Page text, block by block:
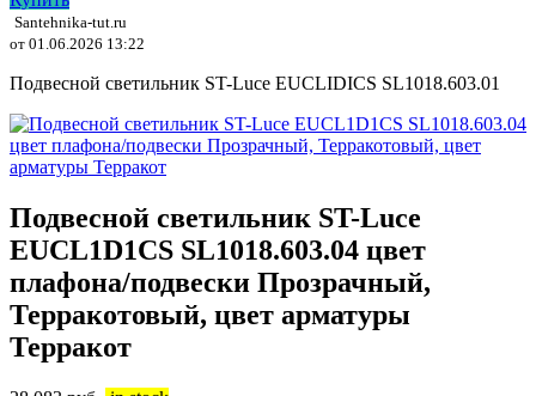
Santehnika-tut.ru
от 01.06.2026 13:22
Подвесной светильник ST-Luce EUCLIDICS SL1018.603.01
Подвесной светильник ST-Luce
EUCL1D1CS SL1018.603.04 цвет
плафона/подвески Прозрачный,
Терракотовый, цвет арматуры
Терракот